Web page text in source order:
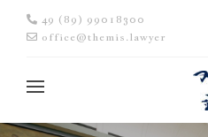
49 (89) 99018300
office@themis.lawyer